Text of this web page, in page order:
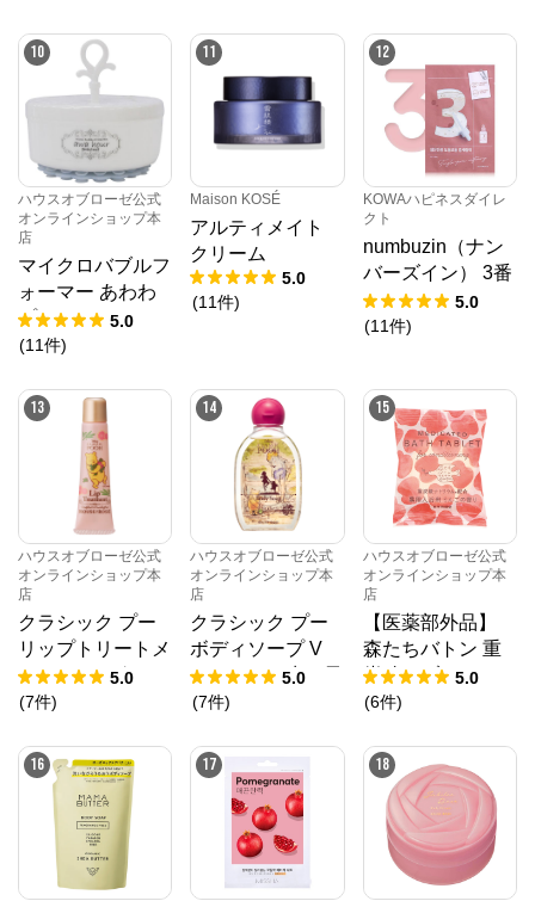
ンフレット
10
ハウスオブローゼ公式
オンラインショップ本
店
マイクロバブルフ
ォーマー あわわ
プレシャス ホワ
イト
5.0
(11件)
11
Maison KOSÉ
アルティメイト
クリーム
5.0
(11件)
12
KOWAハピネスダイレ
クト
numbuzin（ナン
バーズイン） 3番
すべすべキメケア
シートマスク
5.0
(11件)
13
ハウスオブローゼ公式
オンラインショップ本
店
クラシック プー
リップトリートメ
ント GE（グレー
プフルーツ＆ユー
5g
5.0
(7件)
14
ハウスオブローゼ公式
オンラインショップ本
店
クラシック プー
ボディソープ V
（すみれと赤い果
実の香り） 200
5.0
(7件)
15
ハウスオブローゼ公式
オンラインショップ本
店
【医薬部外品】
森たちバトン 重
炭酸タブレット
りんごの香り
レット〕 40g
5.0
(6件)
16 17 18